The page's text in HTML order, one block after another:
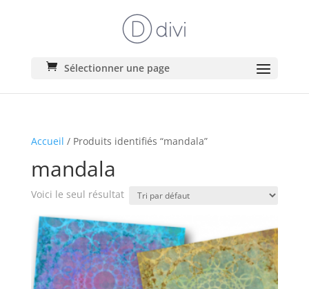
Sélectionner une page
Accueil / Produits identifiés “mandala”
mandala
Voici le seul résultat